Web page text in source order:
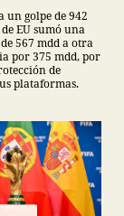
un golpe de 942
EU sumó una
567 mdd a otra
por 375 mdd, por
de
plataformas.